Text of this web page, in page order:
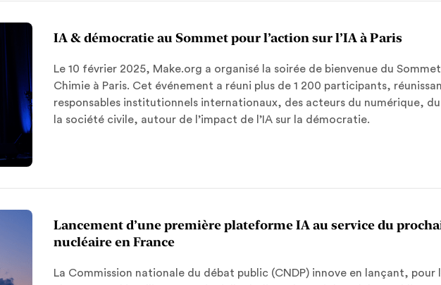
IA & démocratie au Sommet pour l’action sur l’IA à Paris
Le 10 février 2025, Make.org a organisé la soirée de bienvenue du
Chimie à Paris. Cet événement a réuni plus de 1 200 participants,
responsables institutionnels internationaux, des acteurs du numérique,
la société civile, autour de l’impact de l’IA sur la démocratie.
Lancement d’une première plateforme IA au service du
nucléaire en France
La Commission nationale du débat public (CNDP) innove en lançant, pour